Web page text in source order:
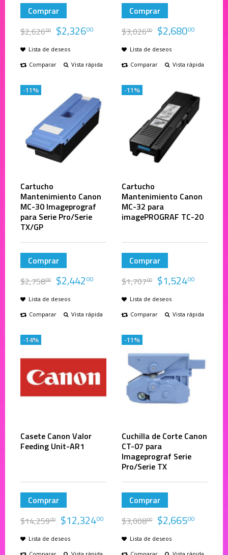
Comprar
$2,62600 $2,32600
Lista de deseos
Comparar
Vista rápida
Comprar
$3,02600 $2,68000
Lista de deseos
Comparar
Vista rápida
Cartucho
Mantenimiento Canon
MC-30 Imageprograf
para Serie Pro/Serie
TX/GP
Comprar
$2,75800 $2,44200
Lista de deseos
Comparar
Vista rápida
-11%
Cartucho
Mantenimiento Canon
MC-32 para
imagePROGRAF TC-20
Comprar
$1,70700 $1,52400
Lista de deseos
Comparar
Vista rápida
-11%
Casete Canon Valor
Feeding Unit-AR1
Comprar
$14,25900 $12,32400
Lista de deseos
-14%
Cuchilla de Corte Canon
CT-07 para
Imageprograf Serie
Pro/Serie TX
Comprar
$3,00800 $2,66500
Lista de deseos
-11%